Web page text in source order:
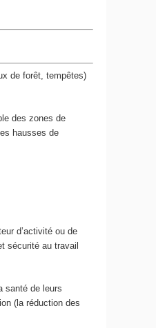
de forêt, tempêtes)
des zones de
hausses de
d’activité ou de
sécurité au travail
santé de leurs
(la réduction des